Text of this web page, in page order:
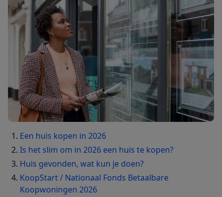
Een huis kopen in 2026
Is het slim om in 2026 een huis te kopen?
Huis gevonden, wat kun je doen?
KoopStart / Nationaal Fonds Betaalbare
Koopwoningen 2026